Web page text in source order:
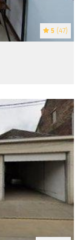
5 (47)